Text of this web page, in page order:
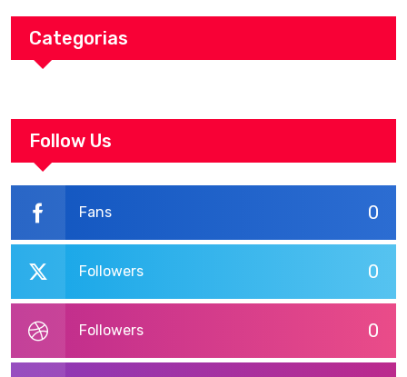
Categorias
Follow Us
0
Fans
0
Followers
0
Followers